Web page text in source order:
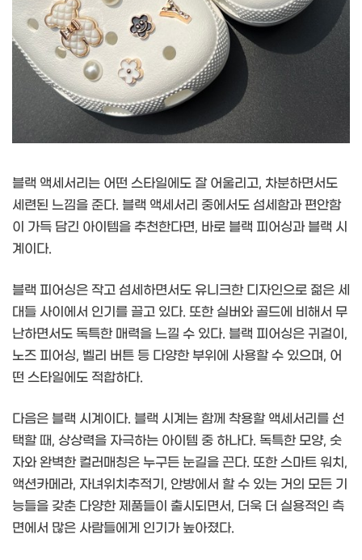
블랙 액세서리는 어떤 스타일에도 잘 어울리고, 차분하면서도
세련된 느낌을 준다. 블랙 액세서리 중에서도 섬세함과 편안함
이 가득 담긴 아이템을 추천한다면, 바로 블랙 피어싱과 블랙 시
계이다.
블랙 피어싱은 작고 섬세하면서도 유니크한 디자인으로 젊은 세
대들 사이에서 인기를 끌고 있다. 또한 실버와 골드에 비해서 무
난하면서도 독특한 매력을 느낄 수 있다. 블랙 피어싱은 귀걸이,
노즈 피어싱, 벨리 버튼 등 다양한 부위에 사용할 수 있으며, 어
떤 스타일에도 적합하다.
다음은 블랙 시계이다. 블랙 시계는 함께 착용할 액세서리를 선
택할 때, 상상력을 자극하는 아이템 중 하나다. 독특한 모양, 숫
자와 완벽한 컬러매칭은 누구든 눈길을 끈다. 또한 스마트 워치,
액션카메라, 자녀위치추적기, 안방에서 할 수 있는 거의 모든 기
능들을 갖춘 다양한 제품들이 출시되면서, 더욱 더 실용적인 측
면에서 많은 사람들에게 인기가 높아졌다.